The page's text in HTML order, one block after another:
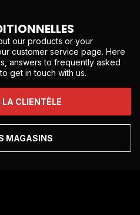
our products or your
customer service page. Here
answers to frequently asked
get in touch with us.
LA CLIENTÈLE
MAGASINS